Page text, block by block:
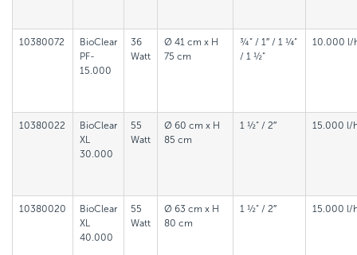
10380072
BioClear
PF-
15.000
36
Watt
Ø 41 cm x H
75 cm
¾“ / 1″ / 1 ¼“
/ 1 ½“
10.000 l/
10380022
BioClear
XL
30.000
55
Watt
Ø 60 cm x H
85 cm
1 ½“ / 2″ 15.000 l/
10380020
BioClear
XL
40.000
55
Watt
Ø 63 cm x H
80 cm
1 ½“ / 2″ 15.000 l/